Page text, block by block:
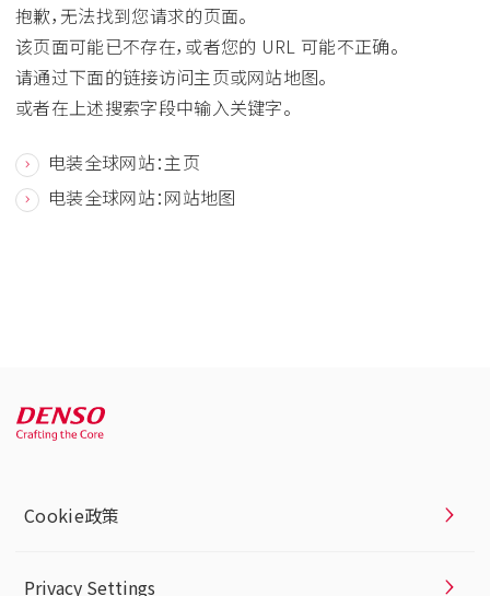
抱歉，无法找到您请求的页面。
该页面可能已不存在，或者您的 URL 可能不正确。
请通过下面的链接访问主页或网站地图。
或者在上述搜索字段中输入关键字。
电装全球网站：主页
电装全球网站：网站地图
Cookie政策
Privacy Settings